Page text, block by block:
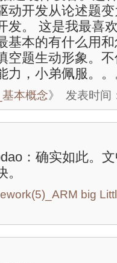
动开发从论述题
发。 这是我最喜
基本的有什么用
空题生动形象。
力，小弟佩服。
本概念》 发表时间
：确实如此。
big